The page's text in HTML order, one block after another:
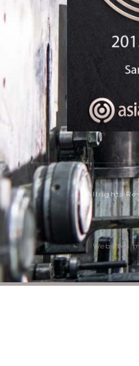
Allrights
Websites